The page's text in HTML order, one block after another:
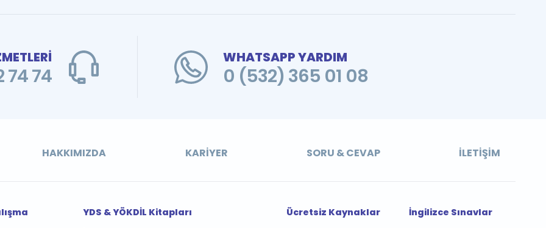
74
WHATSAPP YARDIM
0 (532) 365 01 08
HAKKIMIZDA KARIYER SORU & CEVAP İLETIŞIM
YDS & YÖKDİL Kitapları
Ücretsiz Kaynaklar
İngilizce Sınavlar